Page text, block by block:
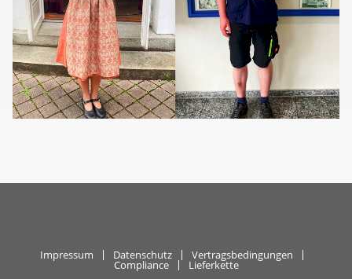
Impressum Datenschutz Vertragsbedingungen
Compliance Lieferkette